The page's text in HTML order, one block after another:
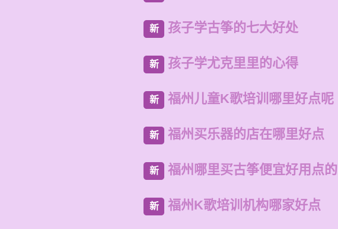
新 孩子学古筝的七大好处
新 孩子学尤克里里的心得
新 福州儿童K歌培训哪里好点呢
新 福州买乐器的店在哪里好点
新 福州哪里买古筝便宜好用点的
新 福州K歌培训机构哪家好点